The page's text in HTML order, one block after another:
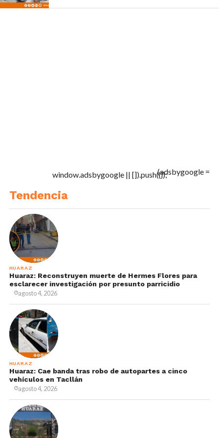
(adsbygoogle =
window.adsbygoogle || []).push({});
Tendencia
HUARAZ
Huaraz: Reconstruyen muerte de Hermes Flores para
esclarecer investigación por presunto parricidio
agosto 4, 2026
HUARAZ
Huaraz: Cae banda tras robo de autopartes a cinco
vehículos en Tacllán
agosto 4, 2026